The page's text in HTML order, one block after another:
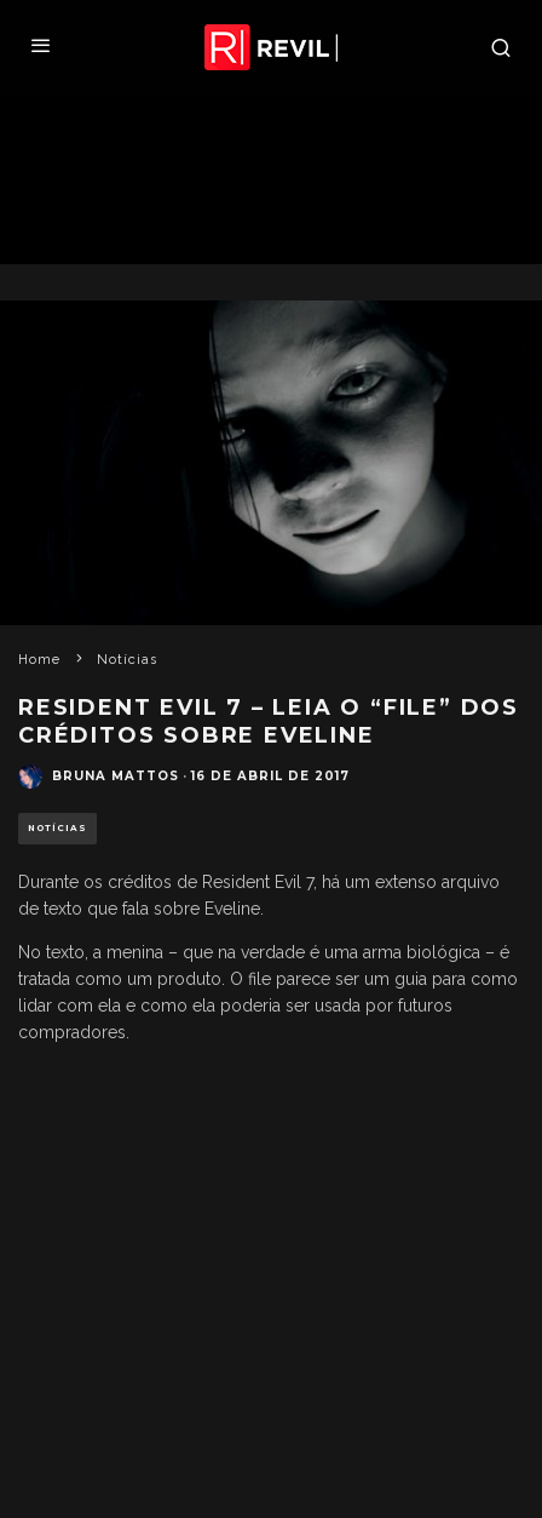
Home Notícias
RESIDENT EVIL 7 – LEIA O “FILE” DOS
CRÉDITOS SOBRE EVELINE
BRUNA MATTOS · 16 DE ABRIL DE 2017
NOTÍCIAS
Durante os créditos de Resident Evil 7, há um extenso arquivo
de texto que fala sobre Eveline.
No texto, a menina – que na verdade é uma arma biológica – é
tratada como um produto. O file parece ser um guia para como
lidar com ela e como ela poderia ser usada por futuros
compradores.